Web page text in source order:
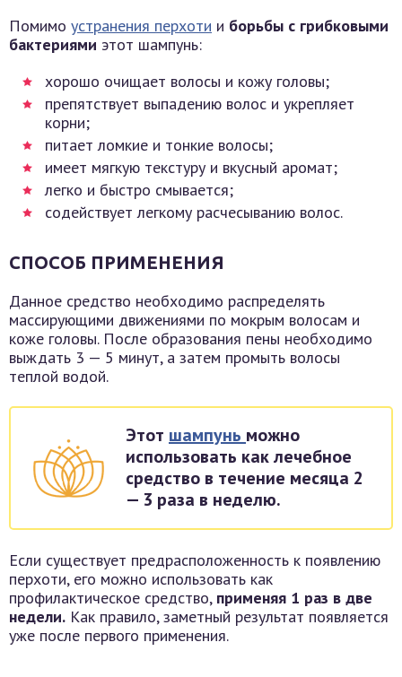
Помимо устранения перхоти и борьбы с грибковыми
бактериями этот шампунь:
хорошо очищает волосы и кожу головы;
препятствует выпадению волос и укрепляет
корни;
питает ломкие и тонкие волосы;
имеет мягкую текстуру и вкусный аромат;
легко и быстро смывается;
содействует легкому расчесыванию волос.
СПОСОБ ПРИМЕНЕНИЯ
Данное средство необходимо распределять
массирующими движениями по мокрым волосам и
коже головы. После образования пены необходимо
выждать 3 — 5 минут, а затем промыть волосы
теплой водой.
Этот шампунь можно
использовать как лечебное
средство в течение месяца 2
— 3 раза в неделю.
Если существует предрасположенность к появлению
перхоти, его можно использовать как
профилактическое средство, применяя 1 раз в две
недели. Как правило, заметный результат появляется
уже после первого применения.